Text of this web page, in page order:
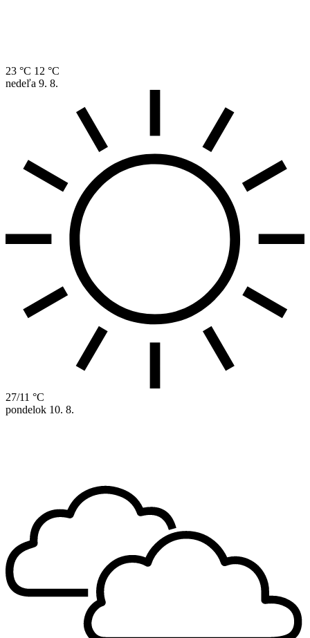
23 °C 12 °C
nedeľa 9. 8.
27/11 °C
pondelok 10. 8.